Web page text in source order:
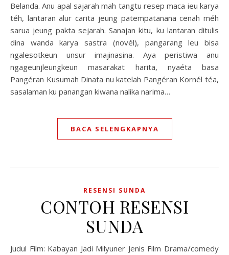
Belanda. Anu apal sajarah mah tangtu resep maca ieu karya
téh, lantaran alur carita jeung patempatanana cenah méh
sarua jeung pakta sejarah. Sanajan kitu, ku lantaran ditulis
dina wanda karya sastra (novél), pangarang leu bisa
ngalesotkeun unsur imajinasina. Aya peristiwa anu
ngageunjleungkeun masarakat harita, nyaéta basa
Pangéran Kusumah Dinata nu katelah Pangéran Kornél téa,
sasalaman ku panangan kiwana nalika narima…
BACA SELENGKAPNYA
RESENSI SUNDA
CONTOH RESENSI
SUNDA
Judul Film: Kabayan Jadi Milyuner Jenis Film Drama/comedy